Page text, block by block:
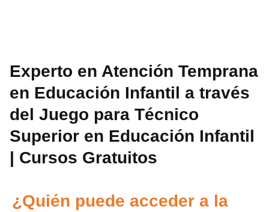
Experto en Atención Temprana
en Educación Infantil a través
del Juego para Técnico
Superior en Educación Infantil
| Cursos Gratuitos
¿Quién puede acceder a la